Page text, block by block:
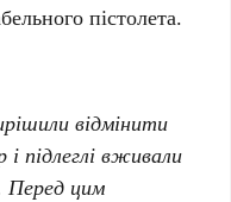
пістолета.
відмінити
підлеглі вживали
Перед цим